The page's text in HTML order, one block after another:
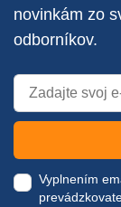
novinkám zo
odborníkov.
Vyplnením